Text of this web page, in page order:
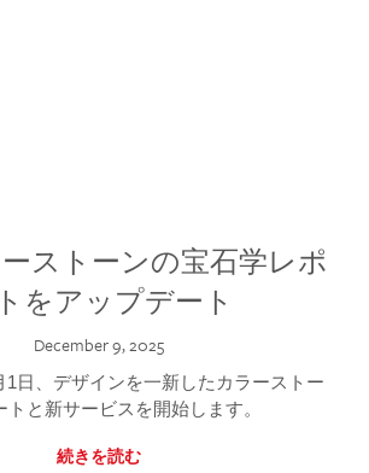
ストーンの宝石学レポ
をアップデート
December 9, 2025
1日、デザインを一新したカラーストー
トと新サービスを開始します。
続きを読む